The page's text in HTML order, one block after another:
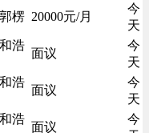
楞 20000元/月
今
天
浩
面议
今
天
浩
面议
今
天
浩
面议
今